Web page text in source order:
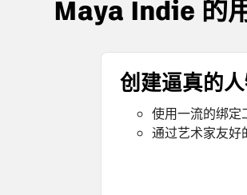
Maya Indie 的
创建逼真的
使用一流的绑定
通过艺术家友好